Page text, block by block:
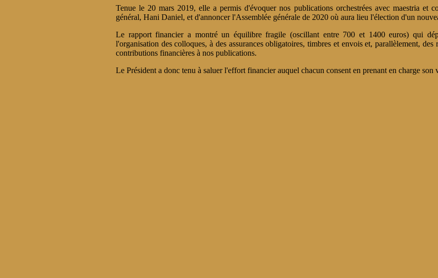
Tenue le 20 mars 2019, elle a permis d'évoquer nos publications orchestrées avec maestria et
général, Hani Daniel, et d'annoncer l'Assemblée générale de 2020 où aura lieu l'élection d'un
Le rapport financier a montré un équilibre fragile (oscillant entre 700 et 1400 euros) qui
l'organisation des colloques, à des assurances obligatoires, timbres et envois et, parallèlement, des
contributions financières à nos publications.
Le Président a donc tenu à saluer l'effort financier auquel chacun consent en prenant en charge son